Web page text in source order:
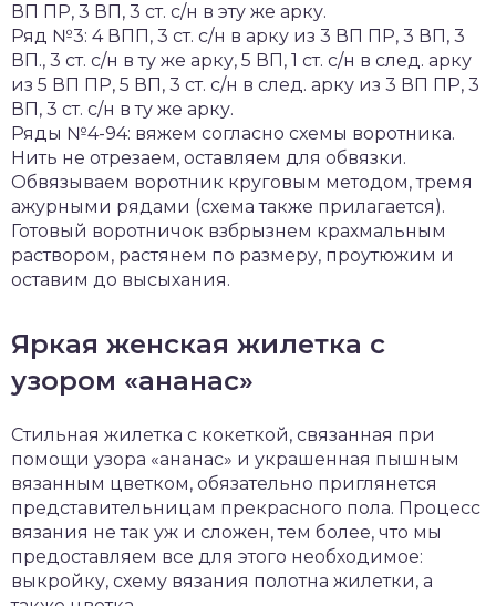
ВП ПР, 3 ВП, 3 ст. с/н в эту же арку.
Ряд №3: 4 ВПП, 3 ст. с/н в арку из 3 ВП ПР, 3 ВП, 3
ВП., 3 ст. с/н в ту же арку, 5 ВП, 1 ст. с/н в след. арку
из 5 ВП ПР, 5 ВП, 3 ст. с/н в след. арку из 3 ВП ПР, 3
ВП, 3 ст. с/н в ту же арку.
Ряды №4-94: вяжем согласно схемы воротника.
Нить не отрезаем, оставляем для обвязки.
Обвязываем воротник круговым методом, тремя
ажурными рядами (схема также прилагается).
Готовый воротничок взбрызнем крахмальным
раствором, растянем по размеру, проутюжим и
оставим до высыхания.
Яркая женская жилетка с
узором «ананас»
Стильная жилетка с кокеткой, связанная при
помощи узора «ананас» и украшенная пышным
вязанным цветком, обязательно приглянется
представительницам прекрасного пола. Процесс
вязания не так уж и сложен, тем более, что мы
предоставляем все для этого необходимое:
выкройку, схему вязания полотна жилетки, а